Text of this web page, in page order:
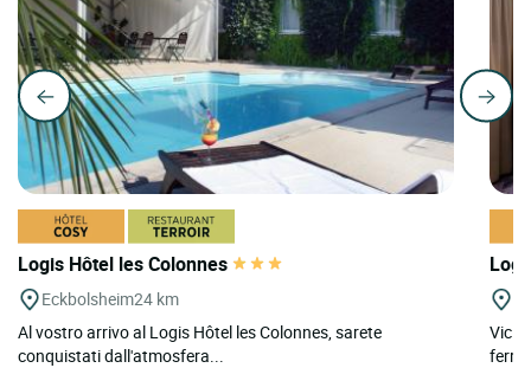
Logis Hôtel les Colonnes
Eckbolsheim24 km
Al vostro arrivo al Logis Hôtel les Colonnes, sarete
conquistati dall'atmosfera...